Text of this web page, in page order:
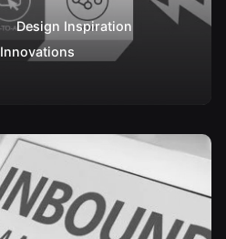
Design Inspiration
Innovations